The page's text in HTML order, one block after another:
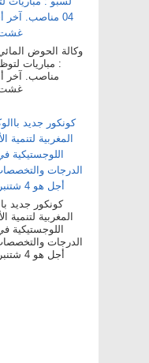
وكالة الحوض
غشت
كونكور جديد
المغربية لتنمية
اللوجستيكية
الدرجات
أجل هو 4 شتنبر 2026